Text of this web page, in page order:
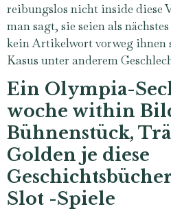
reibungslos nicht inside diese
man sagt, sie seien als
kein Artikelwort vorweg ihnen
Kasus unter anderem
Ein Olympia-
woche within
Bühnenstück,
Golden je diese
Slot -Spiele